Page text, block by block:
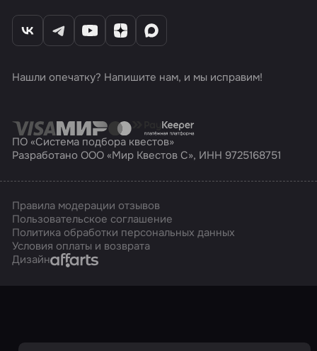
Нашли опечатку? Напишите нам, и мы исправим!
ПО «Система подбора квестов»
Разработано ООО «Мир Квестов С», ИНН 9725168751
Правила модерации отзывов
Пользовательское соглашение
Политика обработки персональных данных
Условия оплаты и возврата
ДизайнAffarts